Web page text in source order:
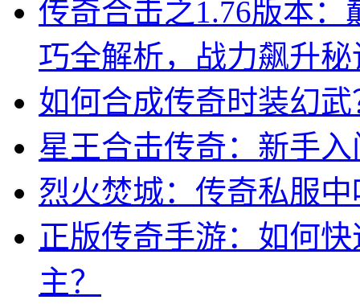
传奇合击之1.76版本
巧全解析，战力飙升
如何合成传奇时装幻武
星王合击传奇：新手
烈火焚城：传奇私服
正版传奇手游：如何
主？